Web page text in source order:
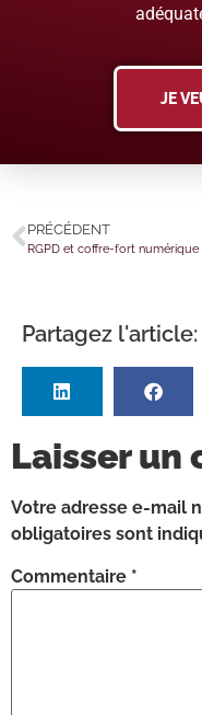
JE
PRÉCÉDENT
Partagez l'article:
Laisser un
Votre adresse e-mail
obligatoires sont
Commentaire *